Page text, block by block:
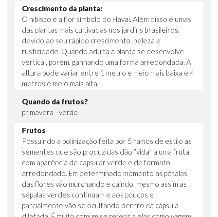
Crescimento da planta:
O hibisco é a flor símbolo do Havaí. Além disso é umas
das plantas mais cultivadas nos jardins brasileiros,
devido ao seu rápido crescimento, beleza e
rusticidade. Quando adulta a planta se desenvolve
vertical, porém, ganhando uma forma arredondada. A
altura pode variar entre 1 metro e meio mais baixa e 4
metros e meio mais alta.
Quando da frutos?
primavera - verão
Frutos
Possuindo a polinização feita por 5 ramos de estilo as
sementes que são produzidas dão “vida” a uma fruta
com aparência de capsular verde e de formato
arredondado. Em determinado momento as pétalas
das flores vão murchando e caindo, mesmo assim as
sépalas verdes continuam e aos poucos e
parcialmente vão se ocultando dentro da cápsula